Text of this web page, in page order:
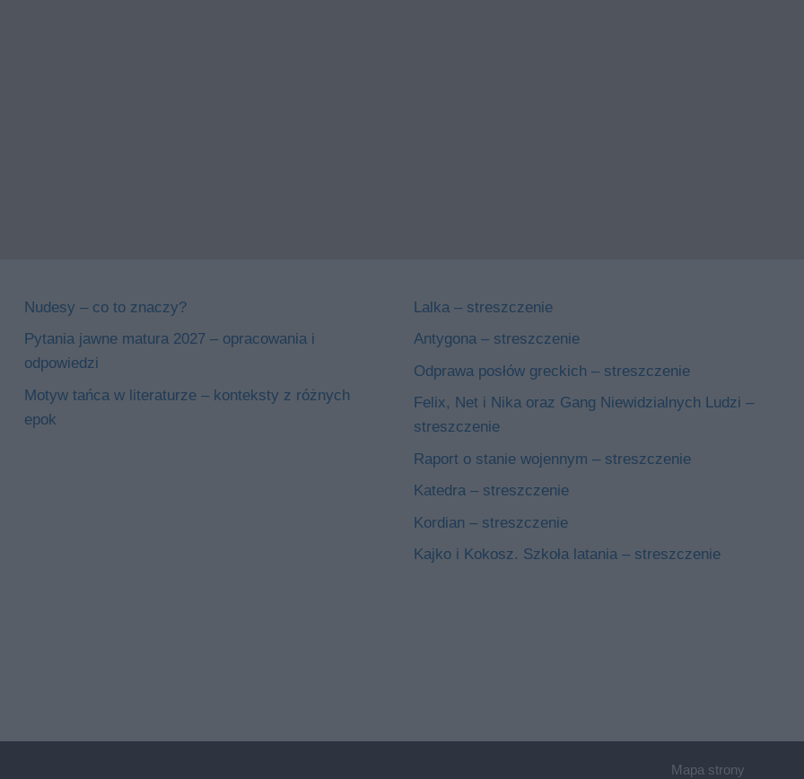
Nudesy – co to znaczy?
Pytania jawne matura 2027 – opracowania i
odpowiedzi
Motyw tańca w literaturze – konteksty z różnych
epok
Lalka – streszczenie
Antygona – streszczenie
Odprawa posłów greckich – streszczenie
Felix, Net i Nika oraz Gang Niewidzialnych Ludzi –
streszczenie
Raport o stanie wojennym – streszczenie
Katedra – streszczenie
Kordian – streszczenie
Kajko i Kokosz. Szkoła latania – streszczenie
Mapa strony